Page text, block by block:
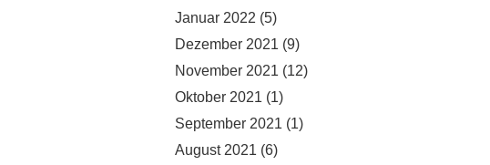
Januar 2022 (5)
Dezember 2021 (9)
November 2021 (12)
Oktober 2021 (1)
September 2021 (1)
August 2021 (6)